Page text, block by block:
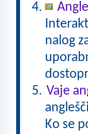
nalog
Vaje
Ko se